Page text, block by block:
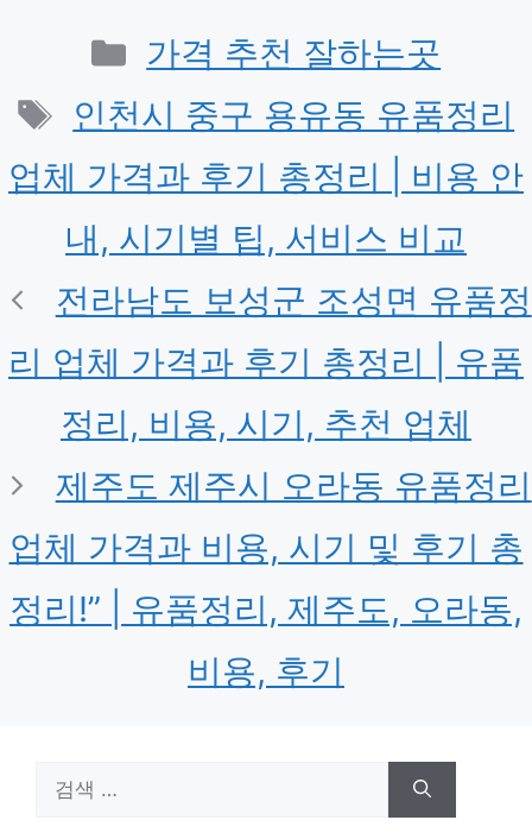
카
테
리
가격 추천 잘하는곳
태
그
인천시 중구 용유동 유품정리
업체 가격과 후기 총정리 | 비용 안
내, 시기별 팁, 서비스 비교
전라남도 보성군 조성면 유품정
리 업체 가격과 후기 총정리 | 유품
정리, 비용, 시기, 추천 업체
제주도 제주시 오라동 유품정리
업체 가격과 비용, 시기 및 후기 총
정리!” | 유품정리, 제주도, 오라동,
비용, 후기
검